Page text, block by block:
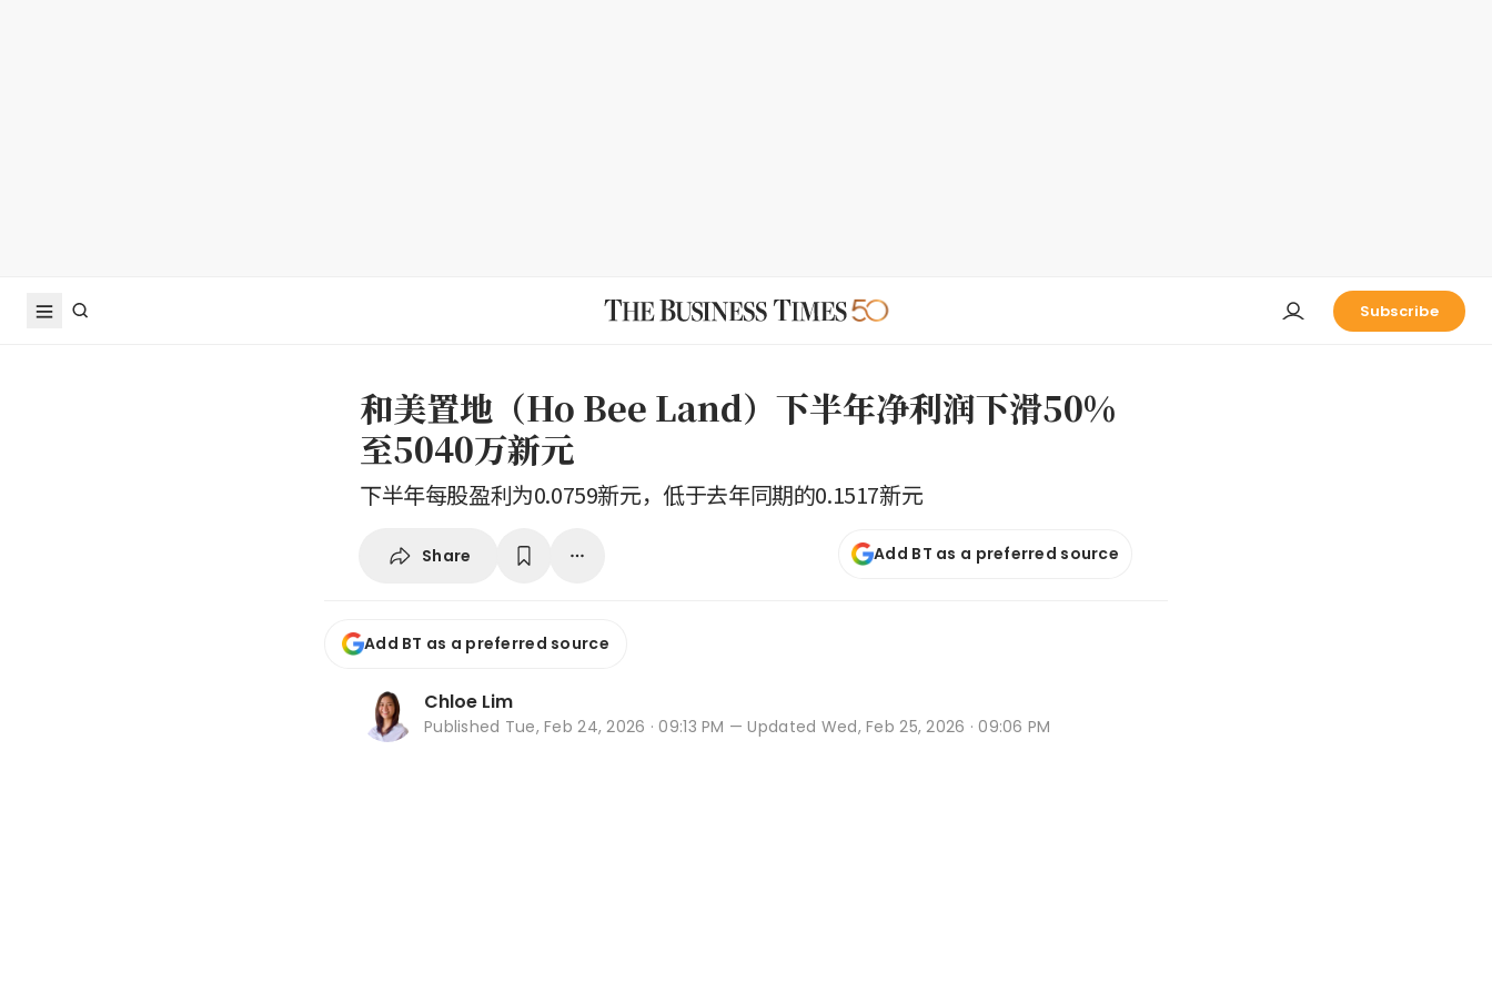
Subscribe
和美置地（Ho Bee Land）下半年净利润下滑50%
至5040万新元
下半年每股盈利为0.0759新元，低于去年同期的0.1517新元
Share Add BT as a preferred source
Add BT as a preferred source
Chloe Lim
Published Tue, Feb 24, 2026 · 09:13 PM — Updated Wed, Feb 25, 2026 · 09:06 PM